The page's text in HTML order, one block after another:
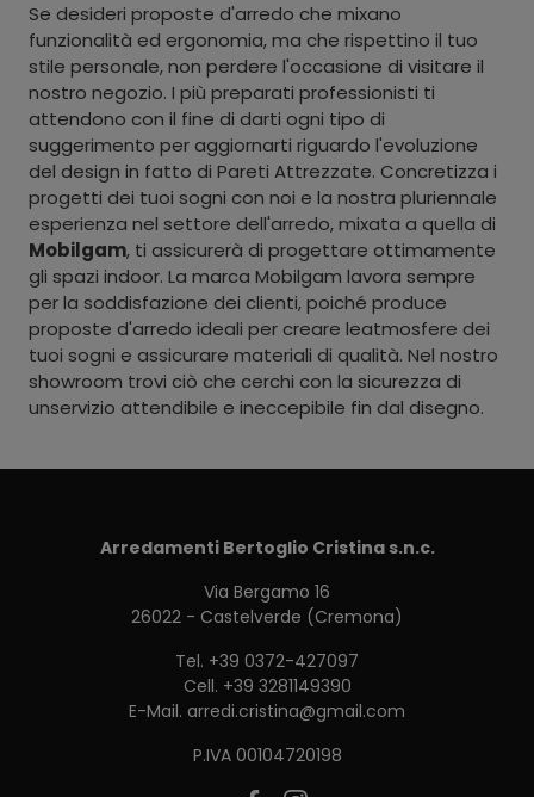
Se desideri proposte d'arredo che mixano
funzionalità ed ergonomia, ma che rispettino il tuo
stile personale, non perdere l'occasione di visitare il
nostro negozio. I più preparati professionisti ti
attendono con il fine di darti ogni tipo di
suggerimento per aggiornarti riguardo l'evoluzione
del design in fatto di Pareti Attrezzate. Concretizza i
progetti dei tuoi sogni con noi e la nostra pluriennale
esperienza nel settore dell'arredo, mixata a quella di
Mobilgam, ti assicurerà di progettare ottimamente
gli spazi indoor. La marca Mobilgam lavora sempre
per la soddisfazione dei clienti, poiché produce
proposte d'arredo ideali per creare leatmosfere dei
tuoi sogni e assicurare materiali di qualità. Nel nostro
showroom trovi ciò che cerchi con la sicurezza di
unservizio attendibile e ineccepibile fin dal disegno.
Arredamenti Bertoglio Cristina s.n.c.
Via Bergamo 16
26022 - Castelverde (Cremona)
Tel. +39 0372-427097
Cell. +39 3281149390
E-Mail. arredi.cristina@gmail.com
P.IVA 00104720198